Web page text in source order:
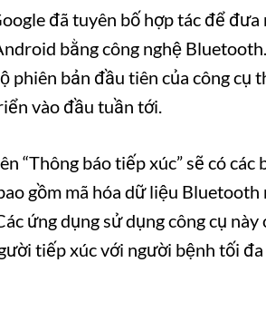
đã tuyên bố hợp tác để đưa
bằng công nghệ
phiên bản đầu tiên của công cụ
vào đầu tuần tới.
“Thông báo tiếp xúc” sẽ có các
gồm mã hóa dữ liệu Bluetooth
ứng dụng sử dụng công cụ
tiếp xúc với người bệnh tối